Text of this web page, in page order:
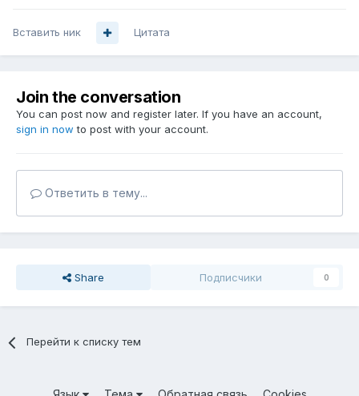
Вставить ник Цитата
Join the conversation
You can post now and register later. If you have an account,
sign in now to post with your account.
Ответить в тему...
Share Подписчики 0
Перейти к списку тем